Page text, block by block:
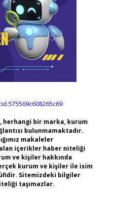
herhangi bir marka, kurum
bulunmamaktadır.
makaleler
içerikler haber niteliği
ve kişiler hakkında
kurum ve kişiler ile isim
Sitemizdeki bilgiler
taşımazlar.